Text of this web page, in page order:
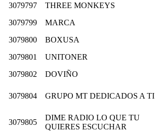
3079797
THREE MONKEYS
3079799
MARCA
3079800
BOXUSA
3079801
UNITONER
3079802
DOVIÑO
3079804 GRUPO MT DEDICADOS A TI
3079805
DIME RADIO LO QUE TU
QUIERES ESCUCHAR